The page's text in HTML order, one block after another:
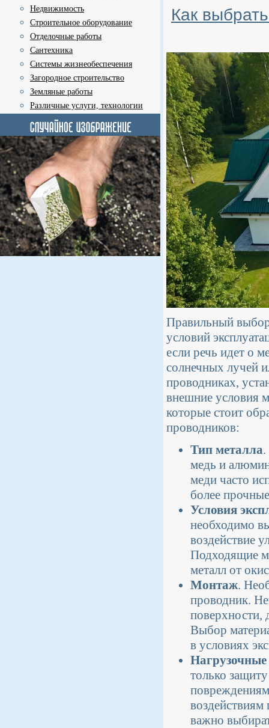
Недвижимость
Строительное оборудование
Отделочные работы
Сантехника
Системы жизнеобеспечения
Загородное строительство
Земляные работы
Различные услуги, технологии
Как
Правильный
условий
если речь идет о
солнечных лучей
проводниках,
внешние условия
которые стоит
проводников:
Тип металла
медь и
меди часто
более
Условия
необходимо
воздействие
Подходящие
металл от
Монтаж.
проводник.
поверхности,
Выбор
в условиях
Нагрузочные
только
важно